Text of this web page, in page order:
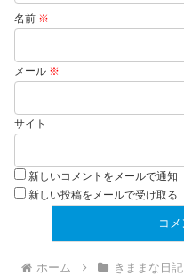
名前 ※
メール ※
サイト
新しいコメントをメールで通知
新しい投稿をメールで受け取る
ホーム きままな日記